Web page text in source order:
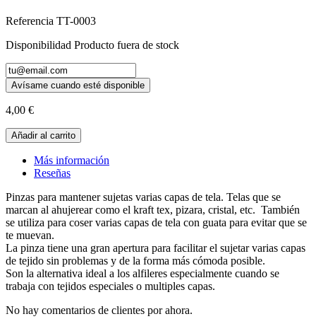
Referencia TT-0003
Disponibilidad Producto fuera de stock
Avísame cuando esté disponible
4,00 €
Añadir al carrito
Más información
Reseñas
Pinzas para mantener sujetas varias capas de tela. Telas que se
marcan al ahujerear como el kraft tex, pizara, cristal, etc. También
se utiliza para coser varias capas de tela con guata para evitar que se
te muevan.
La pinza tiene una gran apertura para facilitar el sujetar varias capas
de tejido sin problemas y de la forma más cómoda posible.
Son la alternativa ideal a los alfileres especialmente cuando se
trabaja con tejidos especiales o multiples capas.
No hay comentarios de clientes por ahora.